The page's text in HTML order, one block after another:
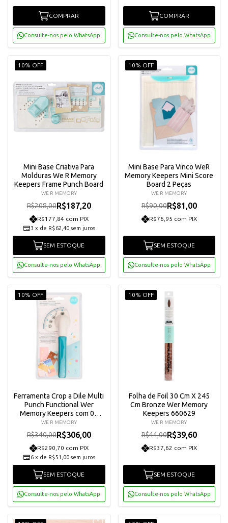
COMPRAR
Consulte-nos pelo WhatsApp
COMPRAR
Consulte-nos pelo WhatsApp
10% OFF
Mini Base Criativa Para
Molduras We R Memory
Keepers Frame Punch Board
WE R MEMORY
R$208,00R$187,20
R$177,84 com PIX
3 x de R$62,40 sem juros
SEM ESTOQUE
Consulte-nos pelo WhatsApp
10% OFF
Mini Base Para Vinco WeR
Memory Keepers Mini Score
Board 2 Peças
WE R MEMORY
R$90,00R$81,00
R$76,95 com PIX
SEM ESTOQUE
Consulte-nos pelo WhatsApp
10% OFF
Ferramenta Crop a Dile Multi
Punch Functional Wer
Memory Keepers com 05
Perfurações Diferentes
660000080
WE R MEMORY
R$340,00R$306,00
R$290,70 com PIX
6 x de R$51,00 sem juros
SEM ESTOQUE
Consulte-nos pelo WhatsApp
10% OFF
Folha de Foil 30 Cm X 245
Cm Bronze Wer Memory
Keepers 660629
WE R MEMORY
R$44,00R$39,60
R$37,62 com PIX
SEM ESTOQUE
Consulte-nos pelo WhatsApp